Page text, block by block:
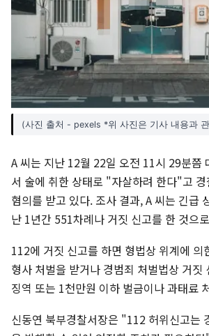
(사진 출처 - pexels *위 사진은 기사 내용과
A 씨는 지난 12월 22일 오전 11시 29분쯤
서 술에 취한 상태로 "자살하려 한다"고
혐의를 받고 있다. 조사 결과, A 씨는 긴급
난 1년간 551차례나 거짓 신고를 한 것으
112에 거짓 신고를 하면 형법상 위계에 의
형사 처벌을 받거나 경범죄 처벌법상 거짓
징역 또는 1천만원 이하 벌금이나 과태료
신동연 북부경찰서장은 "112 허위신고는